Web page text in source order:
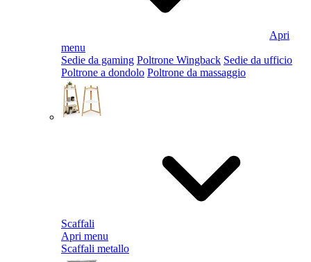
Apri
menu
Sedie da gaming Poltrone Wingback Sedie da ufficio
Poltrone a dondolo Poltrone da massaggio
Scaffali
Apri menu
Scaffali metallo